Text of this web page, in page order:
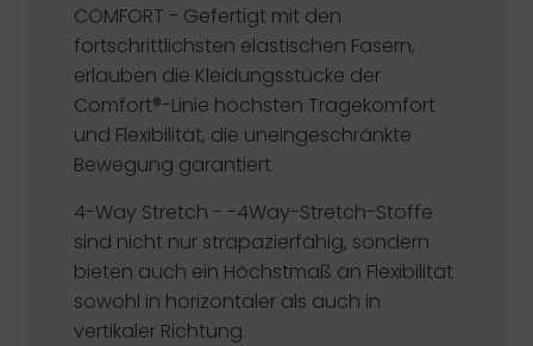
COMFORT - Gefertigt mit den
fortschrittlichsten elastischen Fasern,
erlauben die Kleidungsstücke der
Comfort®-Linie höchsten Tragekomfort
und Flexibilität, die uneingeschränkte
Bewegung garantiert.
4-Way Stretch - -4Way-Stretch-Stoffe
sind nicht nur strapazierfähig, sondern
bieten auch ein Höchstmaß an Flexibilität
sowohl in horizontaler als auch in
vertikaler Richtung.